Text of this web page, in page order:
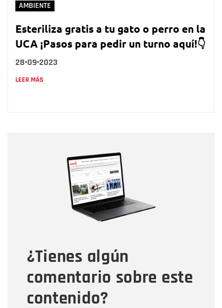
AMBIENTE
Esteriliza gratis a tu gato o perro en la
UCA ¡Pasos para pedir un turno aquí!👇
28•09•2023
LEER MÁS
¿Tienes algún
comentario sobre este
contenido?
Correo electrónico
Tipo de comentario
Mensaje